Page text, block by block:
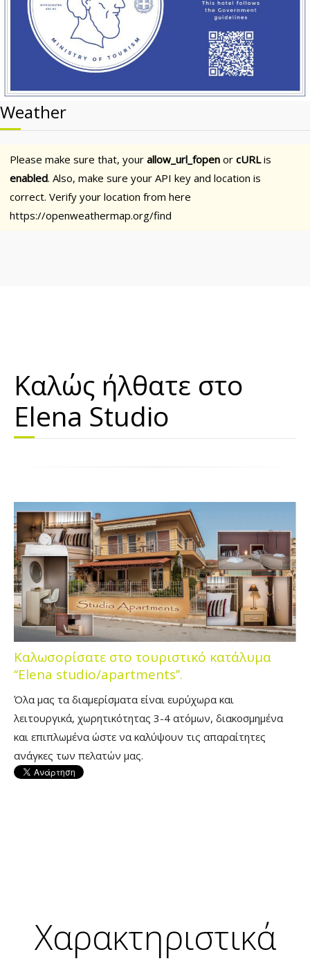
Weather
Please make sure that, your allow_url_fopen or cURLis
enabled. Also, make sure your API key and location is
correct. Verify your location from here
https://openweathermap.org/find
Καλώς ήλθατε στo
Elena Studio
Καλωσορίσατε στο τουριστικό κατάλυμα
‘‘Elena studio/apartments’’.
Όλα μας τα διαμερίσματα είναι ευρύχωρα και
λειτουργικά, χωρητικότητας 3-4 ατόμων, διακοσμημένα
και επιπλωμένα ώστε να καλύψουν τις απαραίτητες
ανάγκες των πελατών μας.
Χαρακτηριστικά